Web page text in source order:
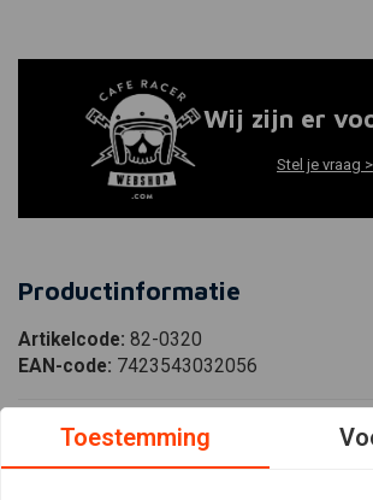
Wij zijn er
Stel je vraag >
Productinformatie
Artikelcode: 82-0320
EAN-code: 7423543032056
All Balls Carburateur Revisie Set Model 26-1714
Katana 98-06 BELANGRIJK: Afbeelding is alleen ter
Toestemming